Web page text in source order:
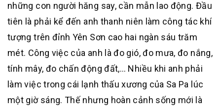
những con người hăng say, cần mẫn lao động. Đầu
tiên là phải kể đến anh thanh niên làm công tác khí
tượng trên đỉnh Yên Sơn cao hai ngàn sáu trăm
mét. Công việc của anh là đo gió, đo mưa, đo nắng,
tính mây, đo chấn động đất,… Nhiều khi anh phải
làm việc trong cái lạnh thấu xương của Sa Pa lúc
một giờ sáng. Thế nhưng hoàn cảnh sống mới là